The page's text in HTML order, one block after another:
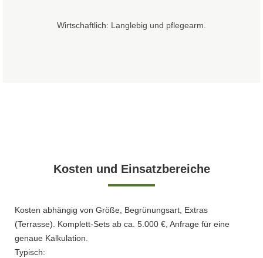
Wirtschaftlich: Langlebig und pflegearm.
Kosten und Einsatzbereiche
Kosten abhängig von Größe, Begrünungsart, Extras
(Terrasse). Komplett-Sets ab ca. 5.000 €, Anfrage für eine
genaue Kalkulation.
Typisch: